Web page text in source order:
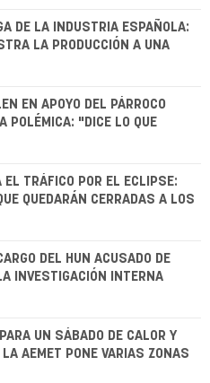
DE LA INDUSTRIA ESPAÑOLA:
LA PRODUCCIÓN A UNA
EN APOYO DEL PÁRROCO
POLÉMICA: "DICE LO QUE
EL TRÁFICO POR EL ECLIPSE:
QUEDARÁN CERRADAS A LOS
DEL HUN ACUSADO DE
INVESTIGACIÓN INTERNA
UN SÁBADO DE CALOR Y
AEMET PONE VARIAS ZONAS